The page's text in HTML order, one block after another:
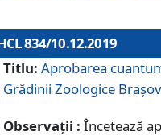
834/10.12.2019
Titlu: Aprobarea
Grădinii Zoologice
Observații : Încetează